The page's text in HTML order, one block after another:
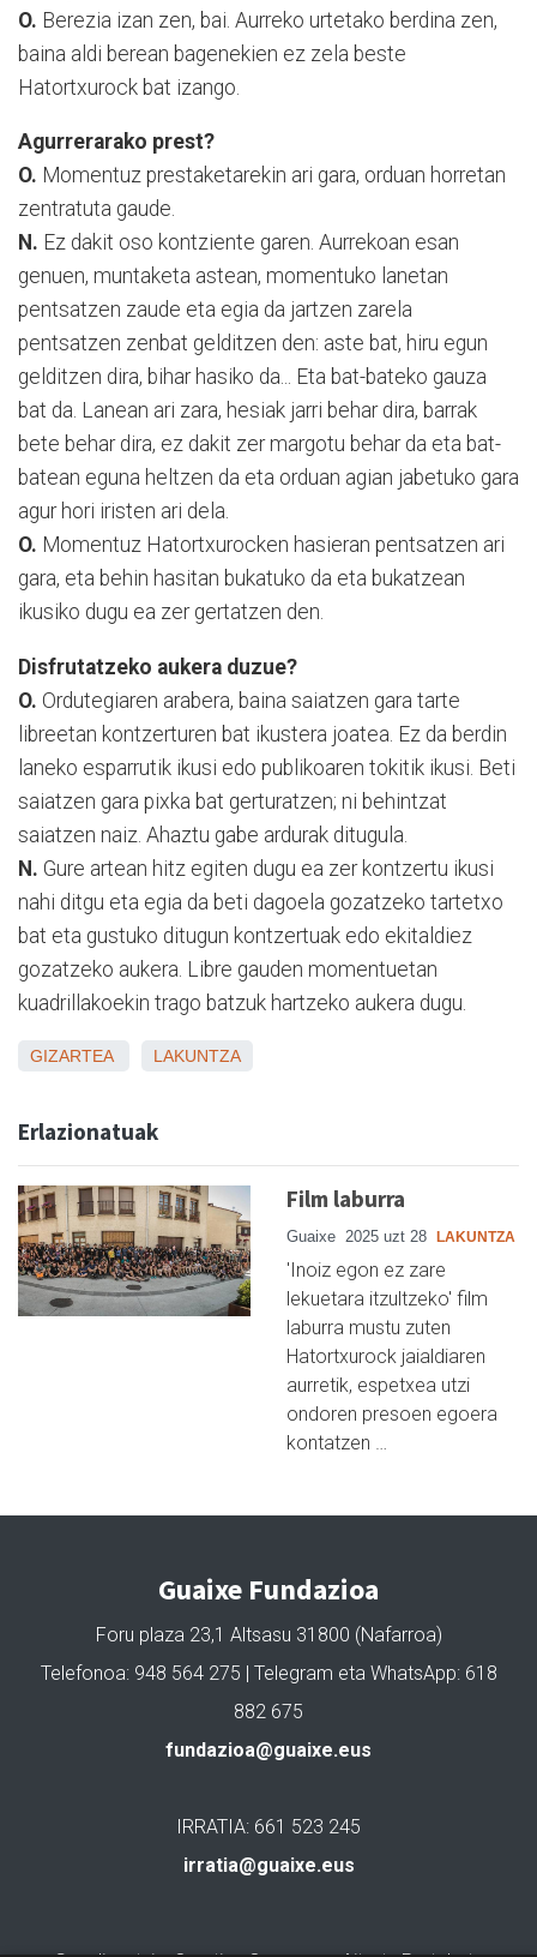
O. Berezia izan zen, bai. Aurreko urtetako berdina zen,
baina aldi berean bagenekien ez zela beste
Hatortxurock bat izango.
Agurrerarako prest?
O. Momentuz prestaketarekin ari gara, orduan horretan
zentratuta gaude.
N. Ez dakit oso kontziente garen. Aurrekoan esan
genuen, muntaketa astean, momentuko lanetan
pentsatzen zaude eta egia da jartzen zarela
pentsatzen zenbat gelditzen den: aste bat, hiru egun
gelditzen dira, bihar hasiko da... Eta bat-bateko gauza
bat da. Lanean ari zara, hesiak jarri behar dira, barrak
bete behar dira, ez dakit zer margotu behar da eta bat-
batean eguna heltzen da eta orduan agian jabetuko gara
agur hori iristen ari dela.
O. Momentuz Hatortxurocken hasieran pentsatzen ari
gara, eta behin hasitan bukatuko da eta bukatzean
ikusiko dugu ea zer gertatzen den.
Disfrutatzeko aukera duzue?
O. Ordutegiaren arabera, baina saiatzen gara tarte
libreetan kontzerturen bat ikustera joatea. Ez da berdin
laneko esparrutik ikusi edo publikoaren tokitik ikusi. Beti
saiatzen gara pixka bat gerturatzen; ni behintzat
saiatzen naiz. Ahaztu gabe ardurak ditugula.
N. Gure artean hitz egiten dugu ea zer kontzertu ikusi
nahi ditgu eta egia da beti dagoela gozatzeko tartetxo
bat eta gustuko ditugun kontzertuak edo ekitaldiez
gozatzeko aukera. Libre gauden momentuetan
kuadrillakoekin trago batzuk hartzeko aukera dugu.
GIZARTEA LAKUNTZA
Erlazionatuak
Film laburra
Guaixe 2025 uzt 28 LAKUNTZA
'Inoiz egon ez zare
lekuetara itzultzeko' film
laburra mustu zuten
Hatortxurock jaialdiaren
aurretik, espetxea utzi
ondoren presoen egoera
kontatzen …
Guaixe Fundazioa
Foru plaza 23,1 Altsasu 31800 (Nafarroa)
Telefonoa: 948 564 275 | Telegram eta WhatsApp: 618
882 675
fundazioa@guaixe.eus
IRRATIA: 661 523 245
irratia@guaixe.eus